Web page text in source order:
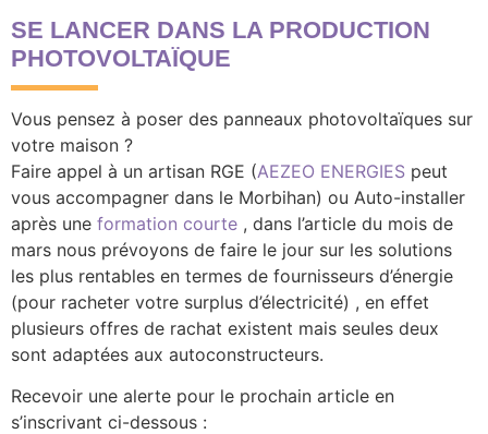
SE LANCER DANS LA PRODUCTION
PHOTOVOLTAÏQUE
Vous pensez à poser des panneaux photovoltaïques sur
votre maison ?
Faire appel à un artisan RGE (AEZEO ENERGIES peut
vous accompagner dans le Morbihan) ou Auto-installer
après une formation courte , dans l’article du mois de
mars nous prévoyons de faire le jour sur les solutions
les plus rentables en termes de fournisseurs d’énergie
(pour racheter votre surplus d’électricité) , en effet
plusieurs offres de rachat existent mais seules deux
sont adaptées aux autoconstructeurs.
Recevoir une alerte pour le prochain article en
s’inscrivant ci-dessous :